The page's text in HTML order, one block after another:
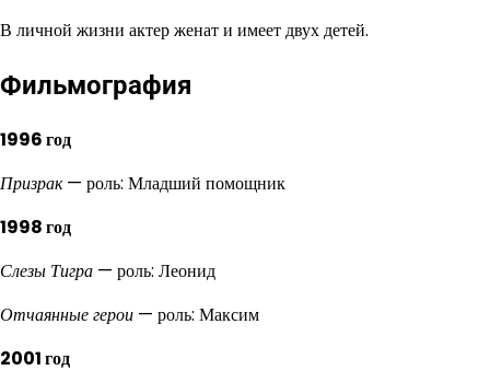
В личной жизни актер женат и имеет двух детей.
Фильмография
1996 год
Призрак— роль: Младший помощник
1998 год
Слезы Тигра — роль: Леонид
Отчаянные герои — роль: Максим
2001 год